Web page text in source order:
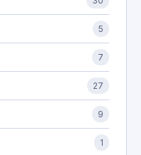
5
7
27
9
1